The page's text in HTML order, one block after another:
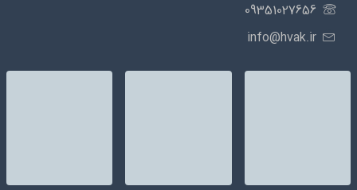
09351027656
info@hvak.ir